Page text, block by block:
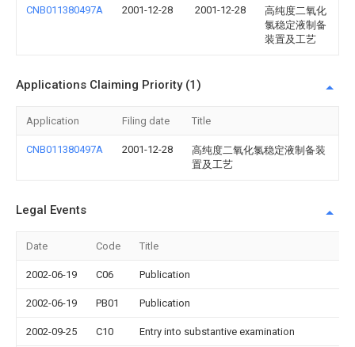
CNB011380497A 2001-12-28 2001-12-28
高纯度二氧化
氯稳定液制备
装置及工艺
Applications Claiming Priority (1)
Application Filing date Title
CNB011380497A 2001-12-28
高纯度二氧化氯稳定液制备装
置及工艺
Legal Events
Date Code Title
2002-06-19 C06 Publication
2002-06-19 PB01 Publication
2002-09-25 C10 Entry into substantive examination